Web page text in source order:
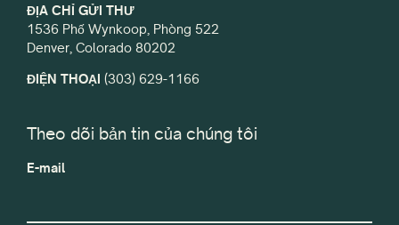
ĐỊA CHỈ GỬI THƯ
1536 Phố Wynkoop, Phòng 522
Denver, Colorado 80202
ĐIỆN THOẠI (303) 629-1166
Theo dõi bản tin của chúng tôi
E-mail